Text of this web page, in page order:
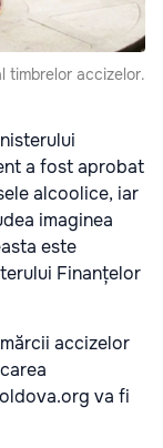
timbrelor accizelor.
a fost aprobat
alcoolice, iar
imaginea
este
Finanțelor
accizelor
va fi